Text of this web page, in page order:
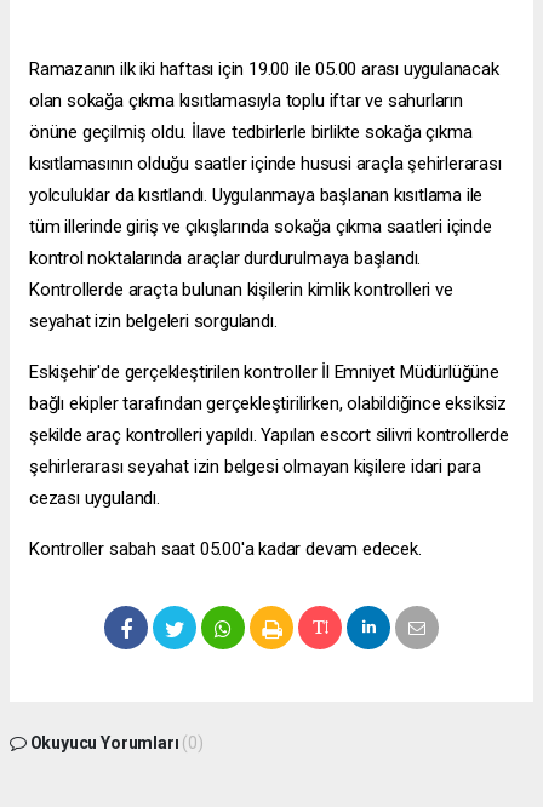
Ramazanın ilk iki haftası için 19.00 ile 05.00 arası uygulanacak
olan sokağa çıkma kısıtlamasıyla toplu iftar ve sahurların
önüne geçilmiş oldu. İlave tedbirlerle birlikte sokağa çıkma
kısıtlamasının olduğu saatler içinde hususi araçla şehirlerarası
yolculuklar da kısıtlandı. Uygulanmaya başlanan kısıtlama ile
tüm illerinde giriş ve çıkışlarında sokağa çıkma saatleri içinde
kontrol noktalarında araçlar durdurulmaya başlandı.
Kontrollerde araçta bulunan kişilerin kimlik kontrolleri ve
seyahat izin belgeleri sorgulandı.
Eskişehir'de gerçekleştirilen kontroller İl Emniyet Müdürlüğüne
bağlı ekipler tarafından gerçekleştirilirken, olabildiğince eksiksiz
şekilde araç kontrolleri yapıldı. Yapılan escort silivri kontrollerde
şehirlerarası seyahat izin belgesi olmayan kişilere idari para
cezası uygulandı.
Kontroller sabah saat 05.00'a kadar devam edecek.
Okuyucu Yorumları (0)